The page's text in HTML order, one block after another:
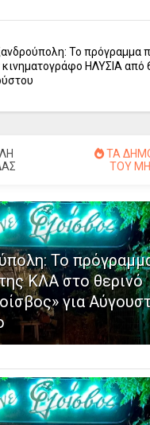
Το πρόγραμμα
κινηματογράφο ΗΛΥΣΙΑ από
ΤΑ
ΤΟΥ
Το
ΚΛΑ στο θερινό
για